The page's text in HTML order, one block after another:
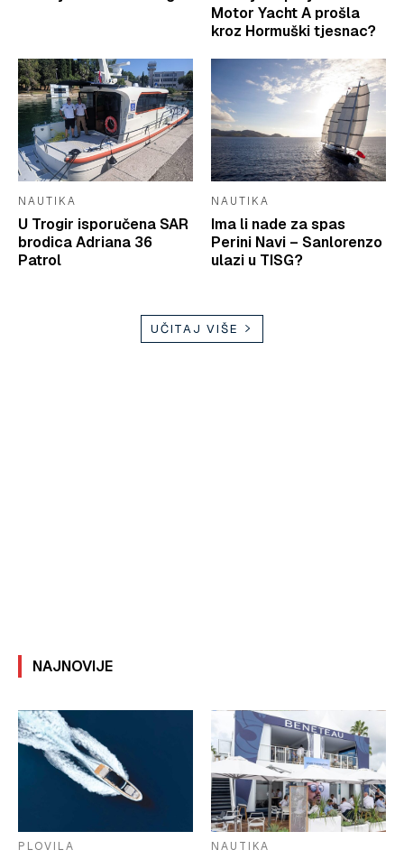
Motor Yacht A prošla
kroz Hormuški tjesnac?
NAUTIKA
U Trogir isporučena SAR
brodica Adriana 36
Patrol
NAUTIKA
Ima li nade za spas
Perini Navi – Sanlorenzo
ulazi u TISG?
UČITAJ VIŠE
NAJNOVIJE
PLOVILA NAUTIKA